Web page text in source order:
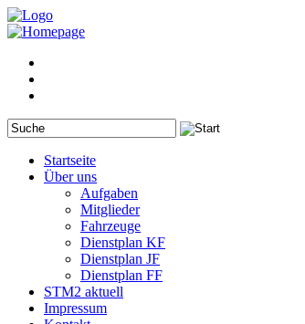
Startseite
Über uns
Aufgaben
Mitglieder
Fahrzeuge
Dienstplan KF
Dienstplan JF
Dienstplan FF
STM2 aktuell
Impressum